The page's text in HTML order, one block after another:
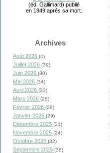
(éd. Gallimard) publié
en 1949 après sa mort.
Archives
Août 2026 (4)
Juillet 2026 (39)
Juin 2026 (30)
Mai 2026 (34)
Avril 2026 (33)
Mars 2026 (28)
Février 2026 (29)
Janvier 2026 (29)
Décembre 2025 (21)
Novembre 2025 (24)
Octobre 2025 (32)
Septembre 2025 (38)